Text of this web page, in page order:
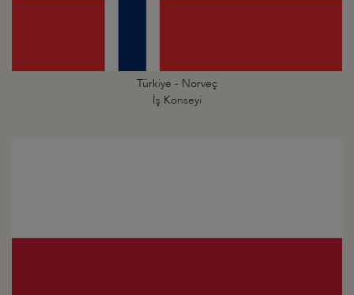
Türkiye - Norveç
İş Konseyi